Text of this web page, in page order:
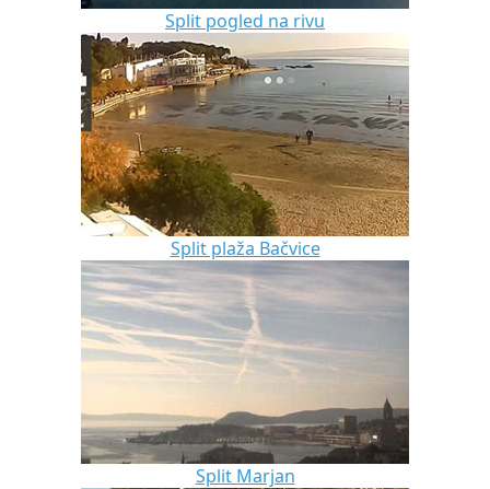
Split pogled na rivu
Split plaža Bačvice
Split Marjan